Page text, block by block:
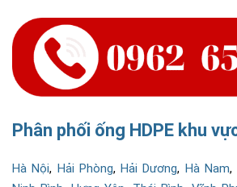
Phân phối ống HDPE khu
Hà Nội, Hải Phòng,Hải Dương, Hà Nam,